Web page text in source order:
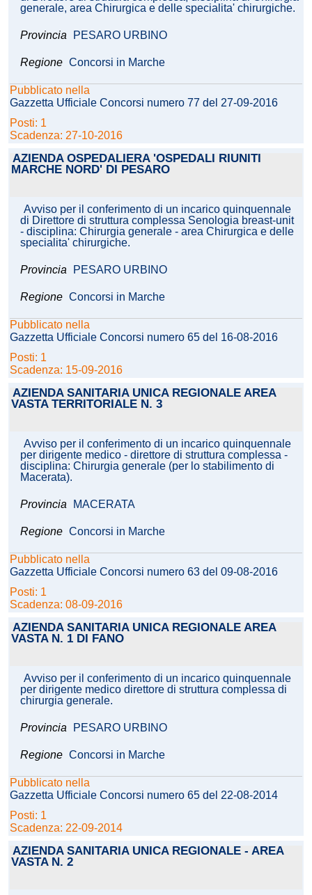
generale, area Chirurgica e delle specialita' chirurgiche.
Provincia PESARO URBINO
Regione Concorsi in Marche
Pubblicato nella
Gazzetta Ufficiale Concorsi numero 77 del 27-09-2016
Posti: 1
Scadenza: 27-10-2016
AZIENDA OSPEDALIERA 'OSPEDALI RIUNITI
MARCHE NORD' DI PESARO
Avviso per il conferimento di un incarico quinquennale
di Direttore di struttura complessa Senologia breast-unit
- disciplina: Chirurgia generale - area Chirurgica e delle
specialita' chirurgiche.
Provincia PESARO URBINO
Regione Concorsi in Marche
Pubblicato nella
Gazzetta Ufficiale Concorsi numero 65 del 16-08-2016
Posti: 1
Scadenza: 15-09-2016
AZIENDA SANITARIA UNICA REGIONALE AREA
VASTA TERRITORIALE N. 3
Avviso per il conferimento di un incarico quinquennale
per dirigente medico - direttore di struttura complessa -
disciplina: Chirurgia generale (per lo stabilimento di
Macerata).
Provincia MACERATA
Regione Concorsi in Marche
Pubblicato nella
Gazzetta Ufficiale Concorsi numero 63 del 09-08-2016
Posti: 1
Scadenza: 08-09-2016
AZIENDA SANITARIA UNICA REGIONALE AREA
VASTA N. 1 DI FANO
Avviso per il conferimento di un incarico quinquennale
per dirigente medico direttore di struttura complessa di
chirurgia generale.
Provincia PESARO URBINO
Regione Concorsi in Marche
Pubblicato nella
Gazzetta Ufficiale Concorsi numero 65 del 22-08-2014
Posti: 1
Scadenza: 22-09-2014
AZIENDA SANITARIA UNICA REGIONALE - AREA
VASTA N. 2